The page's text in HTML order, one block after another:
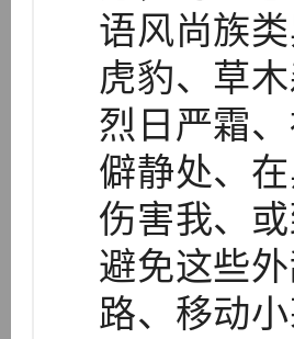
语风尚族
虎豹、草
烈日严霜
僻静处、
伤害我、
避免这些
路、移动